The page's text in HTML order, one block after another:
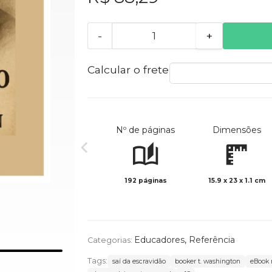
- +
Calcular o frete
Nº de páginas
192 páginas
Dimensões
15.9 x 23 x 1.1 cm
Categorias: Educadores, Referência
Tags: saí da escravidão booker t. washington
eBook